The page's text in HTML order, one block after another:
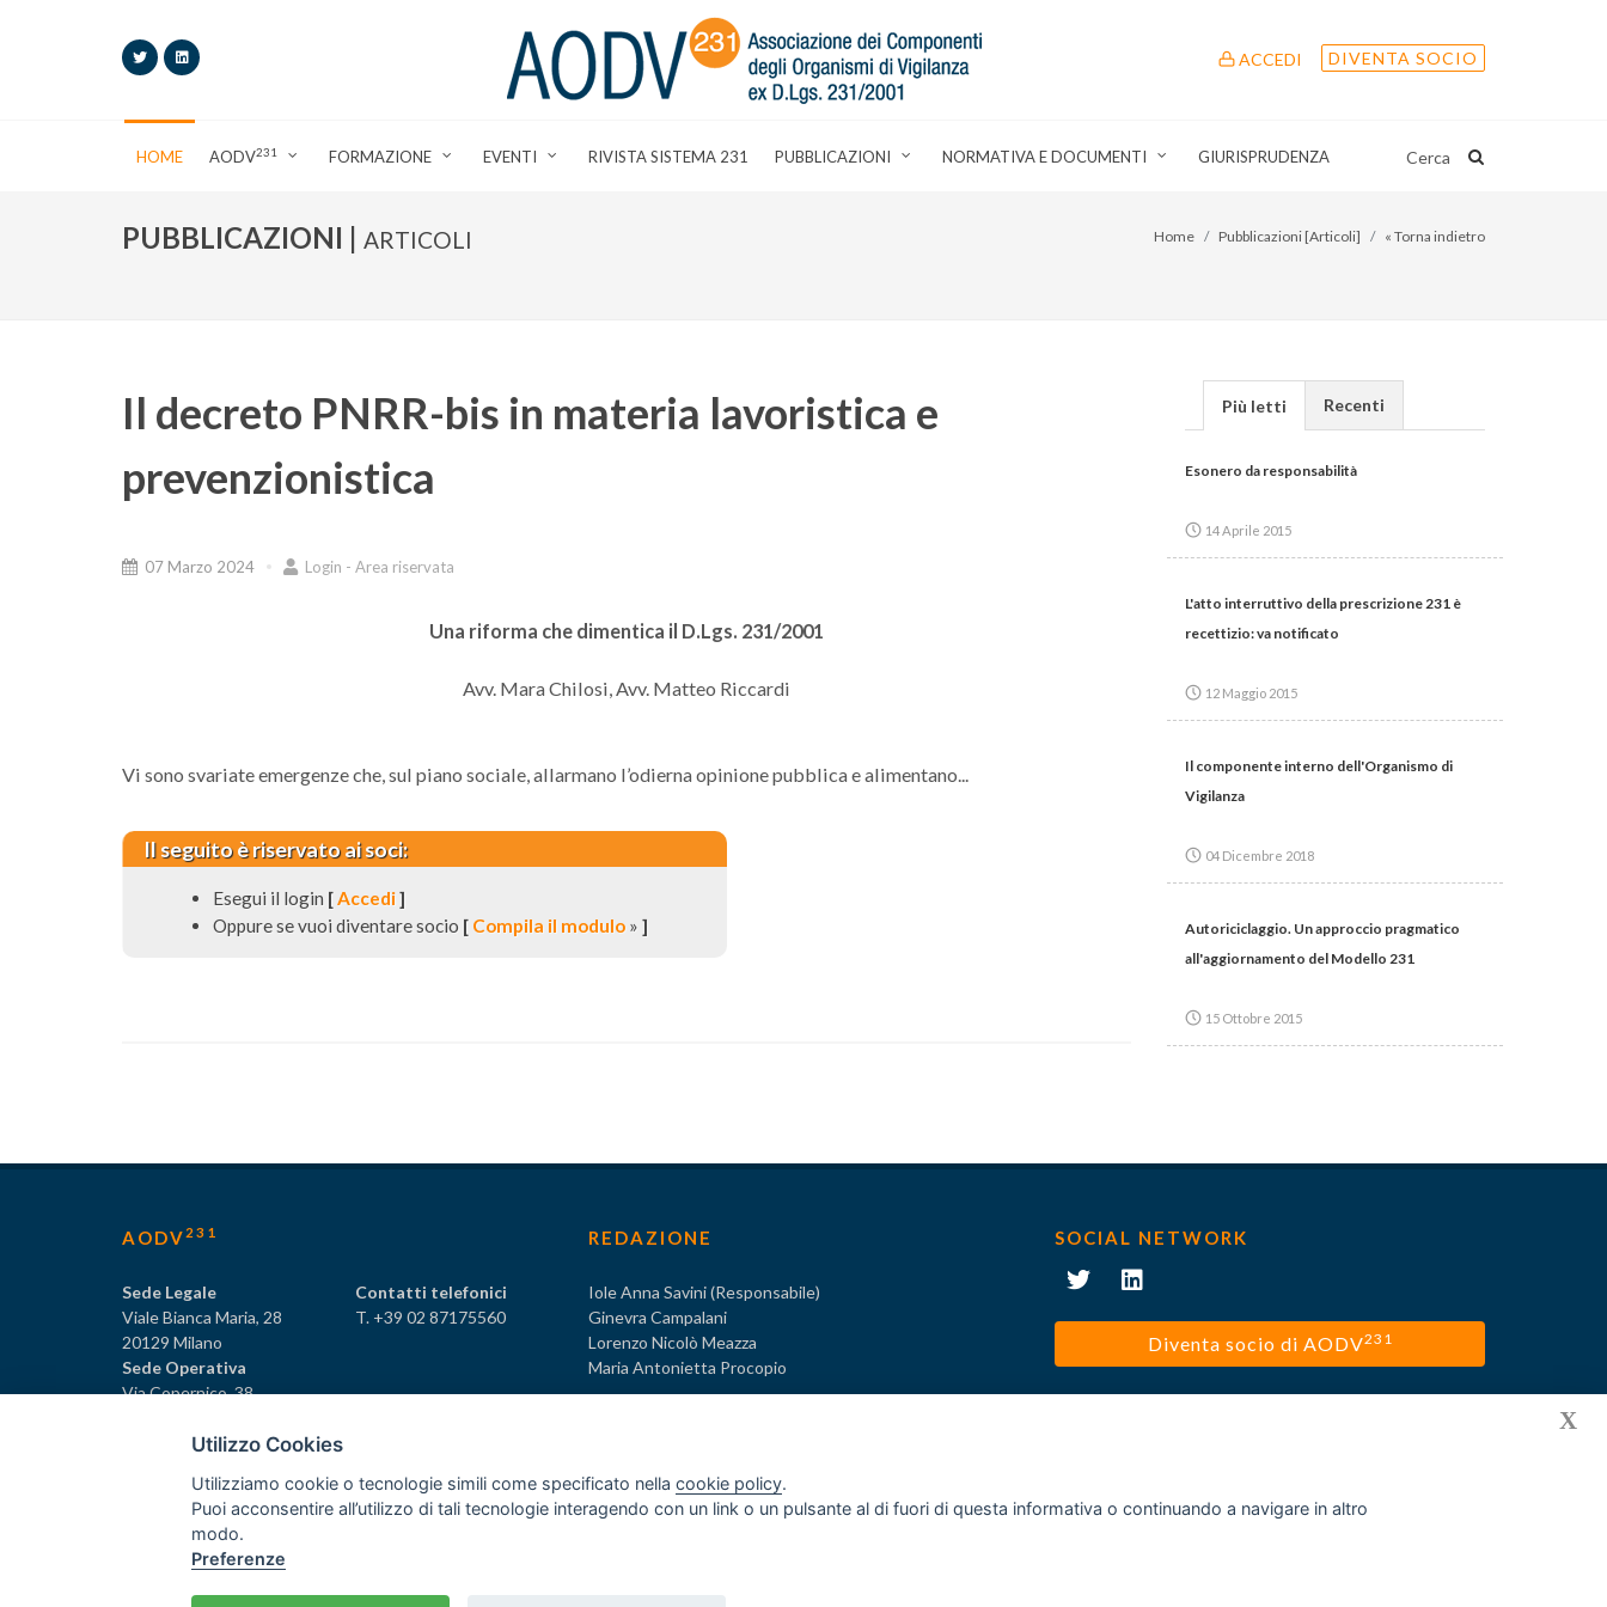
ACCEDI DIVENTA SOCIO
HOME AODV231 FORMAZIONE EVENTI RIVISTA SISTEMA 231 PUBBLICAZIONI NORMATIVA E DOCUMENTI GIURISPRUDENZA Cerca
PUBBLICAZIONI | ARTICOLI Home Pubblicazioni [Articoli] « Torna indietro
Il decreto PNRR-bis in materia lavoristica e
prevenzionistica
07 Marzo 2024 Login - Area riservata
Una riforma che dimentica il D.Lgs. 231/2001
Avv. Mara Chilosi, Avv. Matteo Riccardi
Vi sono svariate emergenze che, sul piano sociale, allarmano l’odierna opinione pubblica e alimentano...
Il seguito è riservato ai soci:
Esegui il login [Accedi]
Oppure se vuoi diventare socio [ Compila il modulo » ]
Più letti Recenti
Esonero da responsabilità
14 Aprile 2015
L'atto interruttivo della prescrizione 231 è
recettizio: va notificato
12 Maggio 2015
Il componente interno dell'Organismo di
Vigilanza
04 Dicembre 2018
Autoriciclaggio. Un approccio pragmatico
all'aggiornamento del Modello 231
15 Ottobre 2015
AODV 231
Sede Legale
Viale Bianca Maria, 28
20129 Milano
Sede Operativa
Via Copernico, 38
Contatti telefonici
T. +39 02 87175560
REDAZIONE
Iole Anna Savini (Responsabile)
Ginevra Campalani
Lorenzo Nicolò Meazza
Maria Antonietta Procopio
SOCIAL NETWORK
Diventa socio di AODV231
© Tutti i diritti riservati AODV
Associazione dei Componenti degli Organismi di Vigilanza ex D.Lgs. 231/2001
Utilizzo Cookies
Utilizziamo cookie o tecnologie simili come specificato nella cookie policy.
Puoi acconsentire all’utilizzo di tali tecnologie interagendo con un link o un pulsante al di fuori di questa informativa o continuando a navigare in altro
modo.
Preferenze
X